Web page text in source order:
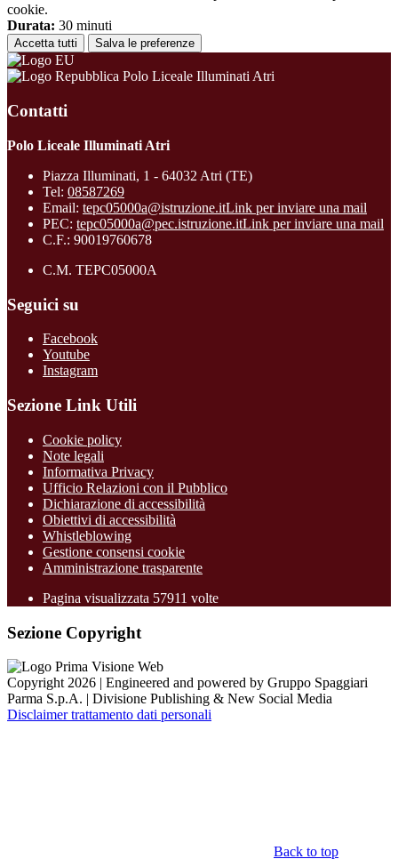
cookie.
Durata: 30 minuti
Accetta tutti Salva le preferenze
Polo Liceale Illuminati Atri
Contatti
Polo Liceale Illuminati Atri
Piazza Illuminati, 1 - 64032 Atri (TE)
Tel: 08587269
Email: tepc05000a@istruzione.itLink per inviare una mail
PEC: tepc05000a@pec.istruzione.itLink per inviare una mail
C.F.: 90019760678
C.M. TEPC05000A
Seguici su
Facebook
Youtube
Instagram
Sezione Link Utili
Cookie policy
Note legali
Informativa Privacy
Ufficio Relazioni con il Pubblico
Dichiarazione di accessibilità
Obiettivi di accessibilità
Whistleblowing
Gestione consensi cookie
Amministrazione trasparente
Pagina visualizzata 57911 volte
Sezione Copyright
Copyright 2026 | Engineered and powered by Gruppo Spaggiari
Parma S.p.A. | Divisione Publishing & New Social Media
Disclaimer trattamento dati personali
Back to top